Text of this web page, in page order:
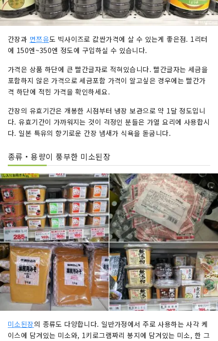
간장과 면쯔유도 빅사이즈로 값싼가격에 살 수 있는게 좋은점. 1리터
에 150엔~350엔 정도에 구입하실 수 있습니다.
가격은 상품 하단에 큰 빨간글자로 적혀있습니다. 빨간글자는 세금을
포함하지 않은 가격으로 세금포함 가격이 알고싶은 경우에는 빨간가
격 하단에 적힌 가격을 확인하세요.
간장의 유효기간은 개봉한 시점부터 냉장 보관으로 약 1달 정도입니
다. 유효기간이 가까워지는 것이 걱정인 분들은 가열 요리에 사용합시
다. 일본 특유의 향기로운 간장 냄새가 식욕을 돋굽니다.
종류・용량이 풍부한 미소된장
미소된장의 종류도 다양합니다. 일반가정에서 주로 사용하는 사각 케
이스에 담겨있는 미소와, 1키로그램짜리 봉지에 담겨있는 미소, 한 그